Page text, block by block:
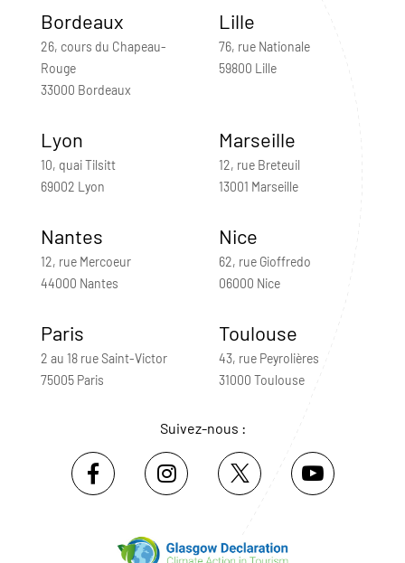
Bordeaux
26, cours du Chapeau-
Rouge
33000 Bordeaux
Lille
76, rue Nationale
59800 Lille
Lyon
10, quai Tilsitt
69002 Lyon
Marseille
12, rue Breteuil
13001 Marseille
Nantes
12, rue Mercoeur
44000 Nantes
Nice
62, rue Gioffredo
06000 Nice
Paris
2 au 18 rue Saint-Victor
75005 Paris
Toulouse
43, rue Peyrolières
31000 Toulouse
Suivez-nous :